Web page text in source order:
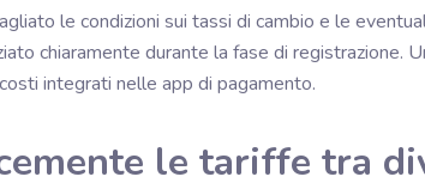
le condizioni sui tassi di cambio e le
chiaramente durante la fase di registrazione.
integrati nelle app di pagamento.
le tariffe tra